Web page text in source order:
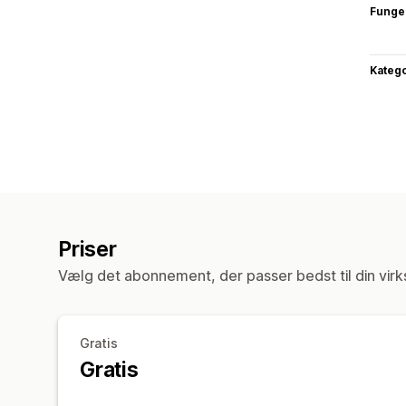
Priser
Vælg det abonnement, der passer bedst til din
Gratis
Gratis